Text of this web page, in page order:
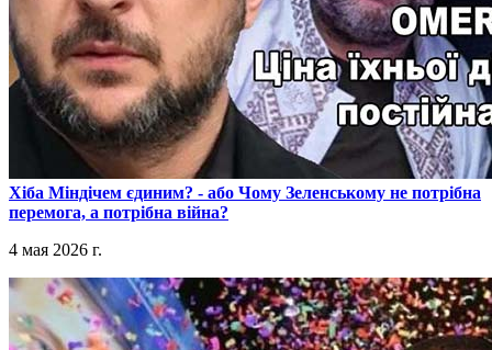
​Хіба Міндічем єдиним? - або Чому Зеленському не потрібна
перемога, а потрібна війна?
4 мая 2026 г.